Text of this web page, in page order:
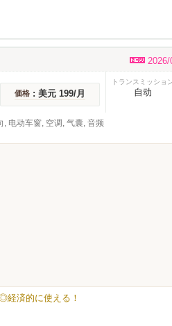
2026/
価格 : 美元 199/月
トランスミッショ
自动
, 电动车窗, 空调, 气囊, 音频
済的に使える！